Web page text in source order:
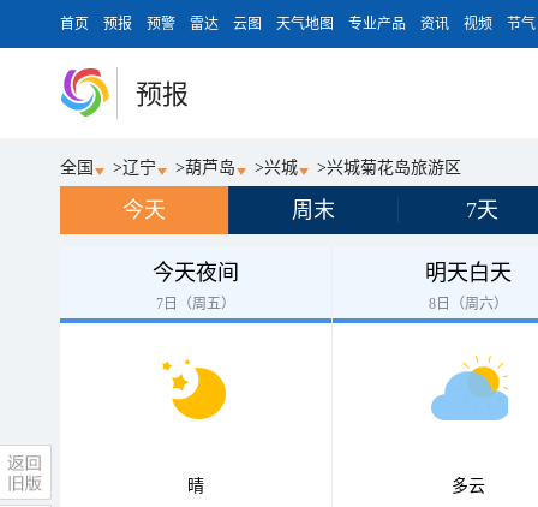
首页 预报 预警 雷达 云图 天气地图 专业产品 资讯 视频 节气
预报
全国 >辽宁 >葫芦岛 >兴城 >兴城菊花岛旅游区
今天 周末 7天
今天夜间
7日（周五）
晴
明天白天
8日（周六）
多云